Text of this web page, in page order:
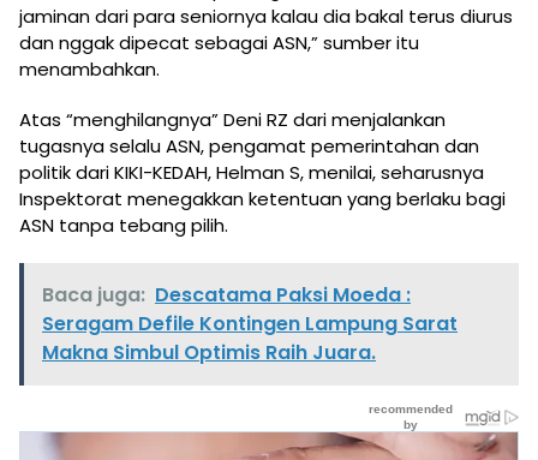
jaminan dari para seniornya kalau dia bakal terus diurus
dan nggak dipecat sebagai ASN,” sumber itu
menambahkan.
Atas “menghilangnya” Deni RZ dari menjalankan
tugasnya selalu ASN, pengamat pemerintahan dan
politik dari KIKI-KEDAH, Helman S, menilai, seharusnya
Inspektorat menegakkan ketentuan yang berlaku bagi
ASN tanpa tebang pilih.
Baca juga: Descatama Paksi Moeda :
Seragam Defile Kontingen Lampung Sarat
Makna Simbul Optimis Raih Juara.